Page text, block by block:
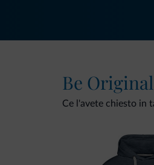
Be
Ce l'avete chiesto in